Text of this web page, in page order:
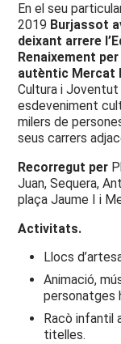
En el seu
2019 Burjassot
deixant arrere
Renaixement
autèntic Mercat
Cultura i
esdeveniment
milers de
seus carrers
Recorregut per
Juan, Sequera,
plaça Jaume I i
Activitats.
Llocs
Animació,
personatges
Racò infantil
titelles.